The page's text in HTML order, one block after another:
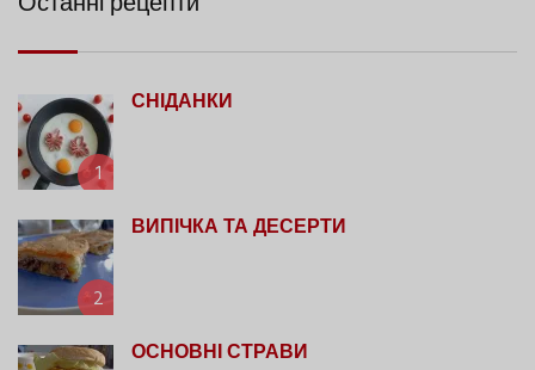
1
СНІДАНКИ
2
ВИПІЧКА ТА ДЕСЕРТИ
ОСНОВНІ СТРАВИ